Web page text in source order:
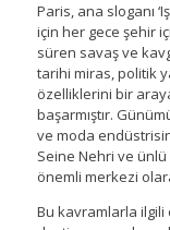
Paris, ana sloganı
için her gece şehir
süren savaş ve
tarihi miras, politik
özelliklerini bir
başarmıştır.
ve moda
Seine Nehri ve
önemli merkezi
Bu kavramlarla ilgili